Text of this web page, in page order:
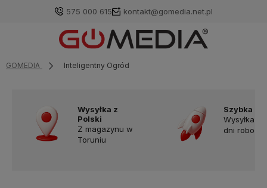
575 000 615 kontakt@gomedia.net.pl
GOMEDIA Inteligentny Ogród
Wysyłka z
Polski
Z magazynu w
Toruniu
Szybka
Wysyłka w
dni